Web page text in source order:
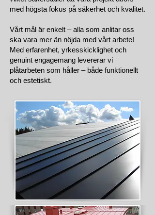
med högsta fokus på säkerhet och kvalitet.
Vårt mål är enkelt – alla som anlitar oss
ska vara mer än nöjda med vårt arbete!
Med erfarenhet, yrkesskicklighet och
genuint engagemang levererar vi
plåtarbeten som håller – både funktionellt
och estetiskt.